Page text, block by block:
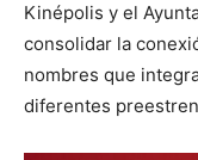
Kinépolis y el
consolidar la
nombres que
diferentes